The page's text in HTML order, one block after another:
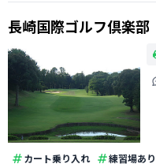
長崎国際ゴルフ倶楽部
カート乗り入れ 練習場あり